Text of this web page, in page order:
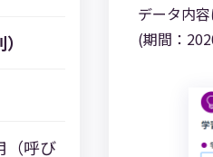
（呼び
データ内
(期間：